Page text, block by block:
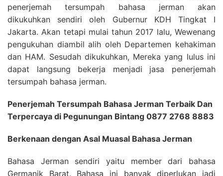
penerjemah tersumpah bahasa jerman akan
dikukuhkan sendiri oleh Gubernur KDH Tingkat I
Jakarta. Akan tetapi mulai tahun 2017 lalu, Wewenang
pengukuhan diambil alih oleh Departemen kehakiman
dan HAM. Sesudah dikukuhkan, Mereka yang lulus ini
dapat langsung bekerja menjadi jasa penerjemah
tersumpah bahasa jerman.
Penerjemah Tersumpah Bahasa Jerman Terbaik Dan
Terpercaya di Pegunungan Bintang 0877 2768 8883
Berkenaan dengan Asal Muasal Bahasa Jerman
Bahasa Jerman sendiri yaitu member dari bahasa
Germanik Barat. Bahasa ini banyak diperlukan jadi